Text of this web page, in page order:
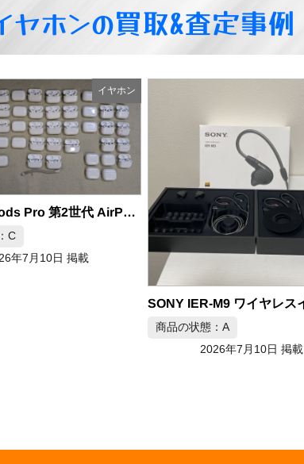
ヤホンの買取&査定事例
イヤホン
商品の状態：A
2026年7月10日 掲載